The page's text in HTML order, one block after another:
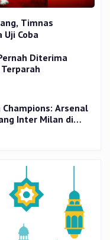
Timnas
Coba
Diterima
Arsenal
Inter Milan di